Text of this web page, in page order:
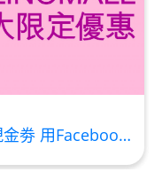
丸5:1 (到期日2028年1月)
曬 50ml (2027年4
著數1 -獲賞ZINOMALL $50現金劵 用Facebook或Email 成功登記做ZINOMALL網購會員，$50現金劵會自動加入閣下ZINOMALL的賬戶，單次購物滿$350，網上付款時即可使用$50優惠劵，只可使用一次。 著數2- 新會員購物滿$680(折實)即減$80, 再送豐富迎新禮物 【迎新禮物優惠劵】會自動加入閣下ZINOMALL的賬戶，新會員單次購物滿$680(折實)，網上付款時使用優惠劵，即減$80及送神秘迎新禮物。 著數3- 新會員購物滿$1088(折實)即減$150, 再送